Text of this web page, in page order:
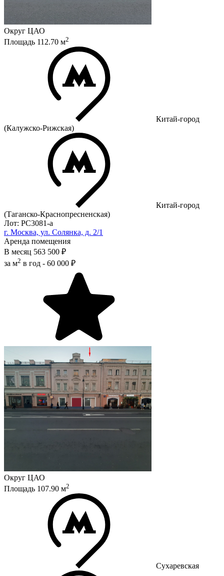
Округ ЦАО
Площадь 112.70 м2
Китай-город
(Калужско-Рижская)
Китай-город
(Таганско-Краснопресненская)
Лот: РС3081-a
г. Москва, ул. Солянка, д. 2/1
Аренда помещения
В месяц 563 500 ₽
за м2 в год - 60 000 ₽
Округ ЦАО
Площадь 107.90 м2
Сухаревская